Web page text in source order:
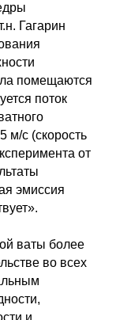
Гагарин
помещаются
поток
м/с (скорость
от
эмиссия
ваты более
во всех